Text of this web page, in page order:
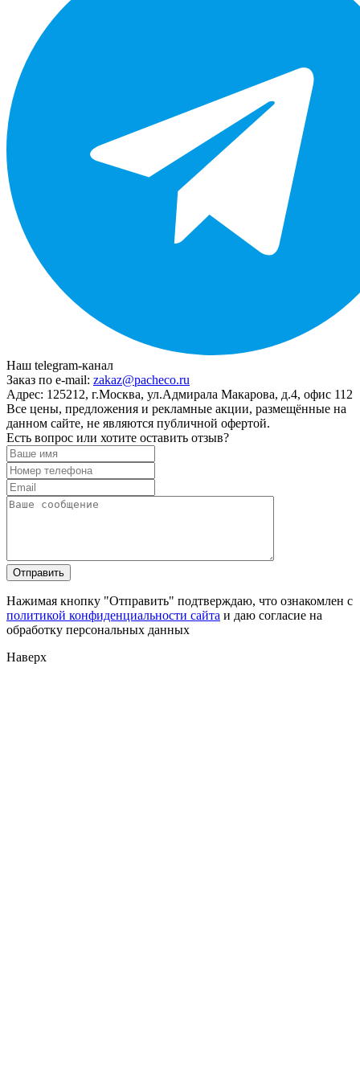
Наш telegram-канал
Заказ по e-mail: zakaz@pacheco.ru
Адрес: 125212, г.Москва, ул.Адмирала Макарова, д.4, офис 112
Все цены, предложения и рекламные акции, размещённые на
данном сайте, не являются публичной офертой.
Есть вопрос или хотите оставить отзыв?
Нажимая кнопку "Отправить" подтверждаю, что ознакомлен с
политикой конфиденциальности сайта и даю согласие на
обработку персональных данных
Наверх